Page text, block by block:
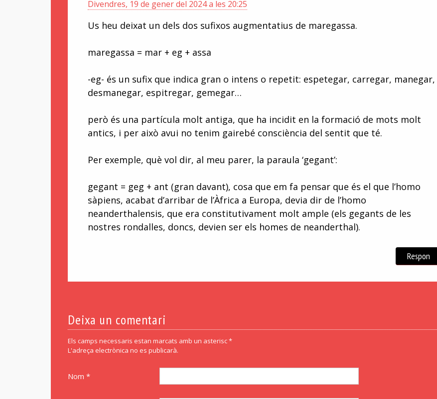
Divendres, 19 de gener del 2024 a les 20:25
Us heu deixat un dels dos sufixos augmentatius de maregassa.
maregassa = mar + eg + assa
-eg- és un sufix que indica gran o intens o repetit: espetegar, carregar, manegar,
desmanegar, espitregar, gemegar…
però és una partícula molt antiga, que ha incidit en la formació de mots molt
antics, i per això avui no tenim gairebé consciència del sentit que té.
Per exemple, què vol dir, al meu parer, la paraula ‘gegant’:
gegant = geg + ant (gran davant), cosa que em fa pensar que és el que l’homo
sàpiens, acabat d’arribar de l’Àfrica a Europa, devia dir de l’homo
neanderthalensis, que era constitutivament molt ample (els gegants de les
nostres rondalles, doncs, devien ser els homes de neanderthal).
Respon
Deixa un comentari
Els camps necessaris estan marcats amb un asterisc *
L'adreça electrònica no es publicarà.
Nom *